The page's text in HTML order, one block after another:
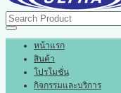
หน้าแรก
สินค้า
โปรโมชั่น
กิจกรรมและบริการ